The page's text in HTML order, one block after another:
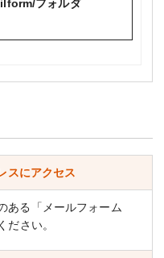
フォルダ
スにアクセス
ある「メールフォーム
ださい。